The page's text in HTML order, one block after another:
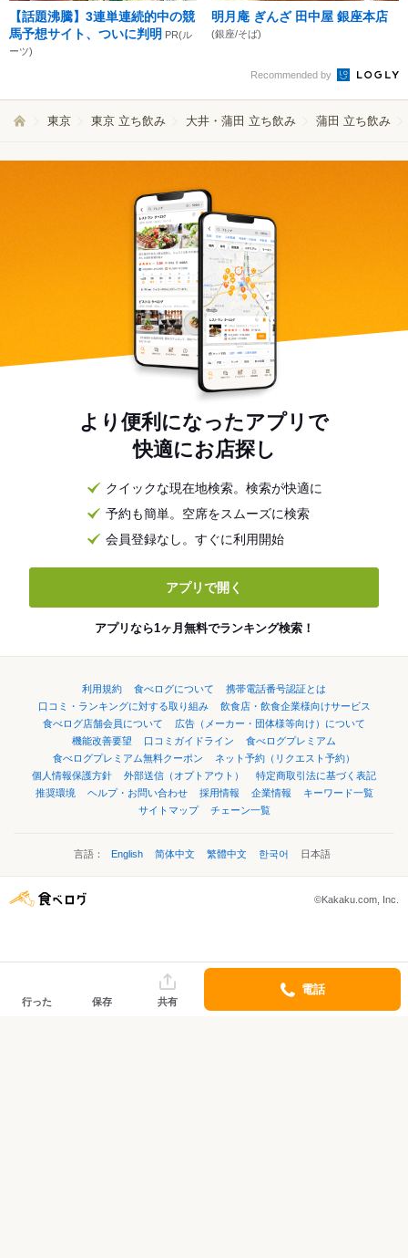
【話題沸騰】3連単連続的中の競
馬予想サイト、ついに判明 PR(ル
ーツ)
明月庵 ぎんざ 田中屋 銀座本店
(銀座/そば)
Recommended by
東京 東京 立ち飲み 大井・蒲田 立ち飲み 蒲田 立ち飲み
より便利になったアプリで
快適にお店探し
クイックな現在地検索。検索が快適に
予約も簡単。空席をスムーズに検索
会員登録なし。すぐに利用開始
アプリで開く
アプリなら1ヶ月無料でランキング検索！
利用規約 食べログについて
携帯電話番号認証とは
口コミ・ランキングに対する取り組み
飲食店・飲食企業様向けサービス
食べログ店舗会員について
広告（メーカー・団体様等向け）について
機能改善要望
口コミガイドライン
食べログプレミアム
食べログプレミアム無料クーポン
ネット予約（リクエスト予約）
個人情報保護方針
外部送信（オプトアウト）
特定商取引法に基づく表記
推奨環境
ヘルプ・お問い合わせ 採用情報 企業情報
キーワード一覧
サイトマップ
チェーン一覧
言語： English 简体中文 繁體中文 한국어 日本語
©Kakaku.com, Inc.
行った 保存 共有
電話